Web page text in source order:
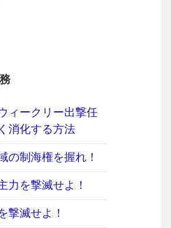
ィークリー出撃任
消化する方法
の制海権を握れ！
力を撃滅せよ！
撃滅せよ！